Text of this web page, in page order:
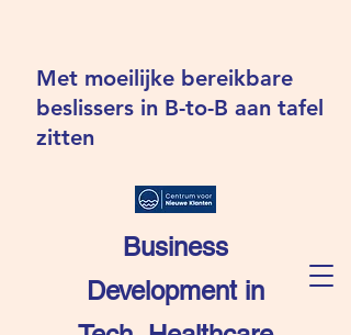
Business
Development in
Met moeilijke bereikbare
beslissers in B-to-B aan tafel
zitten